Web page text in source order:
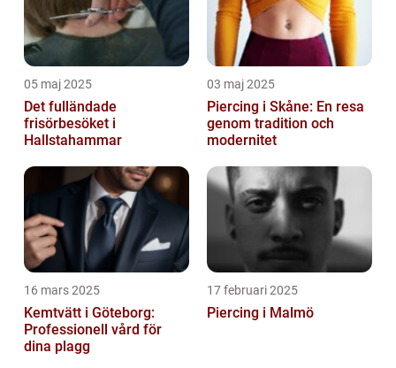
05 maj 2025
Det fulländade
frisörbesöket i
Hallstahammar
03 maj 2025
Piercing i Skåne: En resa
genom tradition och
modernitet
16 mars 2025
Kemtvätt i Göteborg:
Professionell vård för
dina plagg
17 februari 2025
Piercing i Malmö